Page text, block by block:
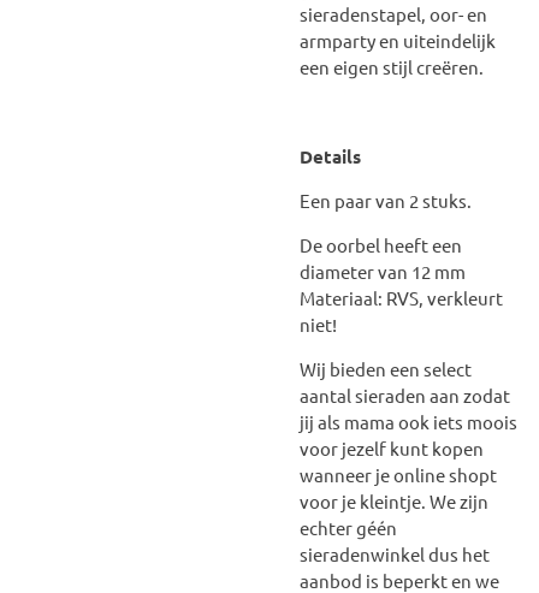
sieradenstapel, oor- en
armparty en uiteindelijk
een eigen stijl creëren.
Details
Een paar van 2 stuks.
De oorbel heeft een
diameter van 12 mm
Materiaal: RVS, verkleurt
niet!
Wij bieden een select
aantal sieraden aan zodat
jij als mama ook iets moois
voor jezelf kunt kopen
wanneer je online shopt
voor je kleintje. We zijn
echter géén
sieradenwinkel dus het
aanbod is beperkt en we